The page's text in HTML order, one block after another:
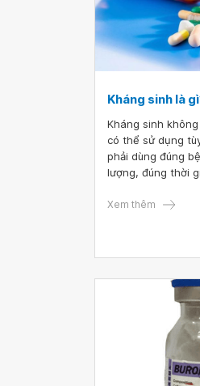
Kháng sinh là
Kháng sinh
có thể sử dụng
phải dùng đúng
lượng, đúng thời
Kháng sinh chỉ
Xem thêm